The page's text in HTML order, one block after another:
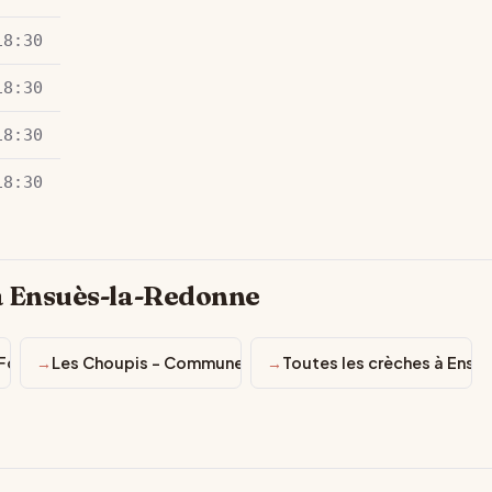
la-Redonne
Kids “La Calanque”
Les Choupis - Commune Ensues La Redonne
Toutes les crèches à